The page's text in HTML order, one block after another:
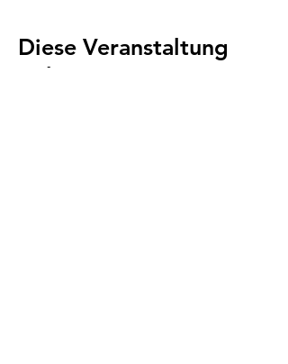
Diese Veranstaltung
teilen